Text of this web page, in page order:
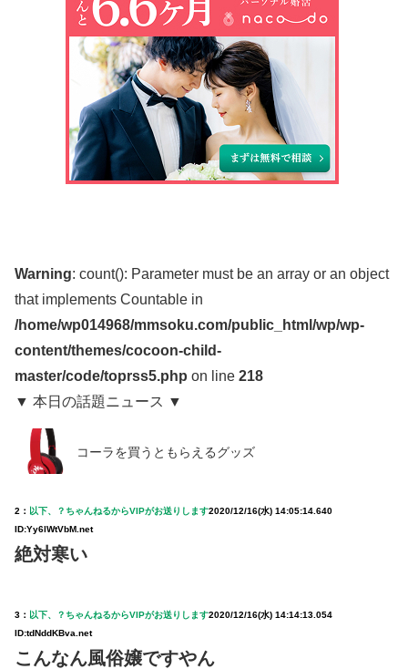
Warning: count(): Parameter must be an array or an object
that implements Countable in
/home/wp014968/mmsoku.com/public_html/wp/wp-
content/themes/cocoon-child-
master/code/toprss5.php on line 218
▼ 本日の話題ニュース ▼
コーラを買うともらえるグッズ
2： 以下、？ちゃんねるからVIPがお送りします2020/12/16(水) 14:05:14.640
ID:Yy6lWtVbM.net
絶対寒い
3： 以下、？ちゃんねるからVIPがお送りします2020/12/16(水) 14:14:13.054
ID:tdNddKBva.net
こんなん風俗嬢ですやん